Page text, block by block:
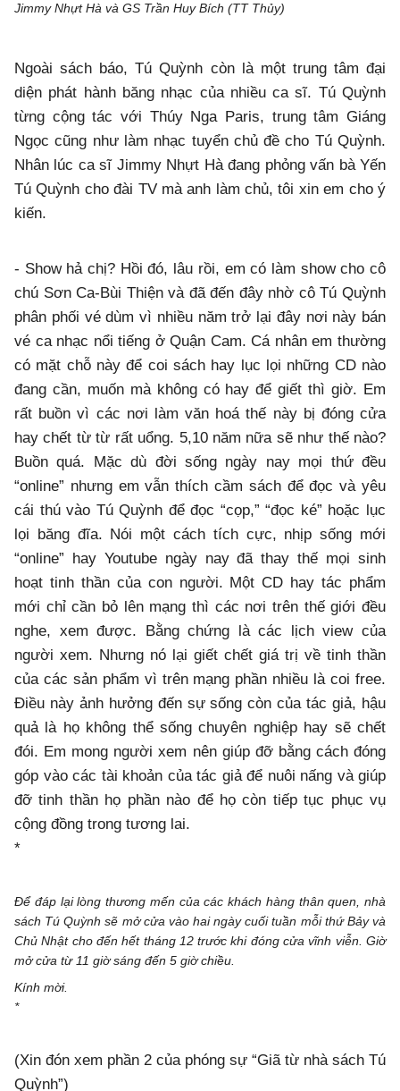
Jimmy Nhựt Hà và GS Trần Huy Bích (TT Thủy)
Ngoài sách báo, Tú Quỳnh còn là một trung tâm đại
diện phát hành băng nhạc của nhiều ca sĩ. Tú Quỳnh
từng cộng tác với Thúy Nga Paris, trung tâm Giáng
Ngọc cũng như làm nhạc tuyển chủ đề cho Tú Quỳnh.
Nhân lúc ca sĩ Jimmy Nhựt Hà đang phỏng vấn bà Yến
Tú Quỳnh cho đài TV mà anh làm chủ, tôi xin em cho ý
kiến.
- Show hả chị? Hồi đó, lâu rồi, em có làm show cho cô
chú Sơn Ca-Bùi Thiện và đã đến đây nhờ cô Tú Quỳnh
phân phối vé dùm vì nhiều năm trở lại đây nơi này bán
vé ca nhạc nổi tiếng ở Quận Cam. Cá nhân em thường
có mặt chỗ này để coi sách hay lục lọi những CD nào
đang cần, muốn mà không có hay để giết thì giờ. Em
rất buồn vì các nơi làm văn hoá thế này bị đóng cửa
hay chết từ từ rất uổng. 5,10 năm nữa sẽ như thế nào?
Buồn quá. Mặc dù đời sống ngày nay mọi thứ đều
“online” nhưng em vẫn thích cầm sách để đọc và yêu
cái thú vào Tú Quỳnh để đọc “cọp,” “đọc ké” hoặc lục
lọi băng đĩa. Nói một cách tích cực, nhịp sống mới
“online” hay Youtube ngày nay đã thay thế mọi sinh
hoạt tinh thần của con người. Một CD hay tác phẩm
mới chỉ cần bỏ lên mạng thì các nơi trên thế giới đều
nghe, xem được. Bằng chứng là các lịch view của
người xem. Nhưng nó lại giết chết giá trị về tinh thần
của các sản phẩm vì trên mạng phần nhiều là coi free.
Điều này ảnh hưởng đến sự sống còn của tác giả, hậu
quả là họ không thể sống chuyên nghiệp hay sẽ chết
đói. Em mong người xem nên giúp đỡ bằng cách đóng
góp vào các tài khoản của tác giả để nuôi nấng và giúp
đỡ tinh thần họ phần nào để họ còn tiếp tục phục vụ
cộng đồng trong tương lai.
*
Để đáp lại lòng thương mến của các khách hàng thân quen, nhà
sách Tú Quỳnh sẽ mở cửa vào hai ngày cuối tuần mỗi thứ Bảy và
Chủ Nhật cho đến hết tháng 12 trước khi đóng cửa vĩnh viễn. Giờ
mở cửa từ 11 giờ sáng đến 5 giờ chiều.
Kính mời.
*
(Xin đón xem phần 2 của phóng sự “Giã từ nhà sách Tú
Quỳnh”)